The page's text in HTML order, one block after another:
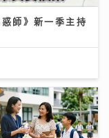
師》新一季主持